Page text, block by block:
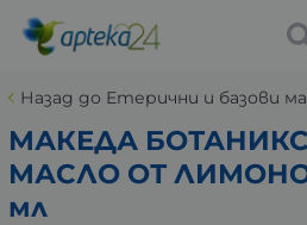
Назад до Етерични и базови
МАКЕДА
МАСЛО ОТ
мл